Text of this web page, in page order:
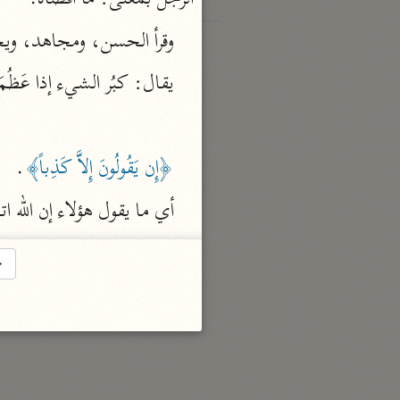
وقرأ الحسن، ومجاهد،
يقال: كبُر الشيء إذا
﴿إِن يَقُولُونَ إِلاَّ كَذِباً﴾.
أي ما يقول هؤلاء إن